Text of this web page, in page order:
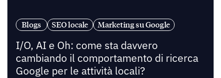
Blogs SEO locale Marketing su Google
I/O, AI e Oh: come sta davvero
cambiando il comportamento di ricerca
Google per le attività locali?